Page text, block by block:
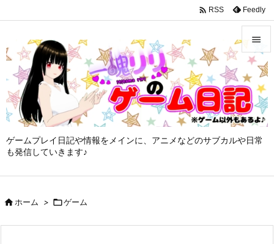
google-site-verification: googleffbc969efee6c755.html
ゲームプレイ日記や情報をメインに、アニメなどのサブカルや日常
も発信していきます♪


メニュ

サイド

前へ
 RSS Feedly
ホーム > ゲーム